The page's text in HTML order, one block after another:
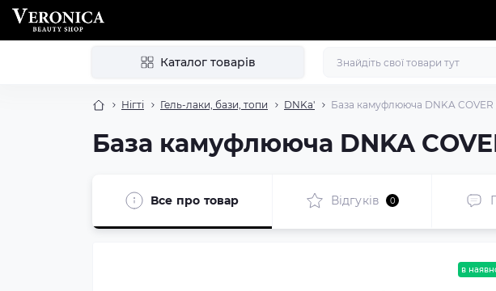
Каталог товарів
Нігті Гель-лаки, бази, топи DNKa' База камуфлююча DNKA COVER
База камуфлююча DNKA
Все про товар Відгуків 0
в